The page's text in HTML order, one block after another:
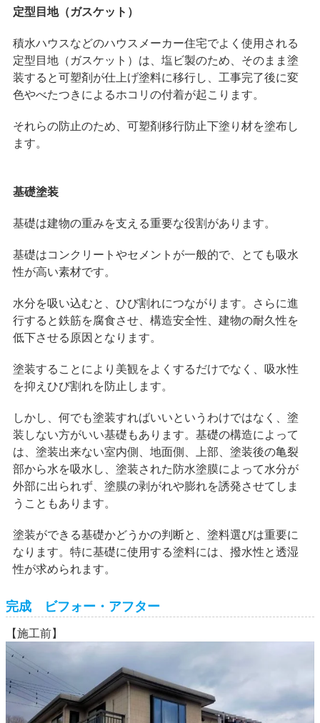
定型目地（ガスケット）
積水ハウスなどのハウスメーカー住宅でよく使用される
定型目地（ガスケット）は、塩ビ製のため、そのまま塗
装すると可塑剤が仕上げ塗料に移行し、工事完了後に変
色やべたつきによるホコリの付着が起こります。
それらの防止のため、可塑剤移行防止下塗り材を塗布し
ます。
基礎塗装
基礎は建物の重みを支える重要な役割があります。
基礎はコンクリートやセメントが一般的で、とても吸水
性が高い素材です。
水分を吸い込むと、ひび割れにつながります。さらに進
行すると鉄筋を腐食させ、構造安全性、建物の耐久性を
低下させる原因となります。
塗装することにより美観をよくするだけでなく、吸水性
を抑えひび割れを防止します。
しかし、何でも塗装すればいいというわけではなく、塗
装しない方がいい基礎もあります。基礎の構造によって
は、塗装出来ない室内側、地面側、上部、塗装後の亀裂
部から水を吸水し、塗装された防水塗膜によって水分が
外部に出られず、塗膜の剥がれや膨れを誘発させてしま
うこともあります。
塗装ができる基礎かどうかの判断と、塗料選びは重要に
なります。特に基礎に使用する塗料には、撥水性と透湿
性が求められます。
完成 ビフォー・アフター
【施工前】